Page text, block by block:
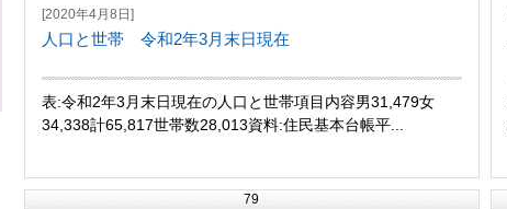
[2020年4月8日]
人口と世帯 令和2年3月末日現在
表:令和2年3月末日現在の人口と世帯項目内容男31,479女
34,338計65,817世帯数28,013資料:住民基本台帳平...
79